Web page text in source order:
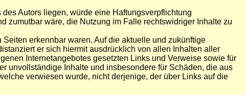
Autors liegen, würde eine Haftungsverpflichtung
zumutbar wäre, die Nutzung im Falle rechtswidriger Inhalte zu
erkennbar waren. Auf die aktuelle und zukünftige
er sich hiermit ausdrücklich von allen Inhalten aller
Internetangebotes gesetzten Links und Verweise sowie für
unvollständige Inhalte und insbesondere für Schäden, die aus
verwiesen wurde, nicht derjenige, der über Links auf die